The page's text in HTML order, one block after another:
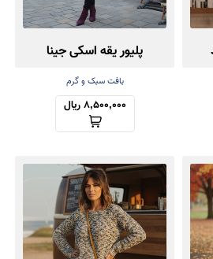
پلیور یقه اسکی جینا
بافت سبک و گرم
8,500,000 ریال